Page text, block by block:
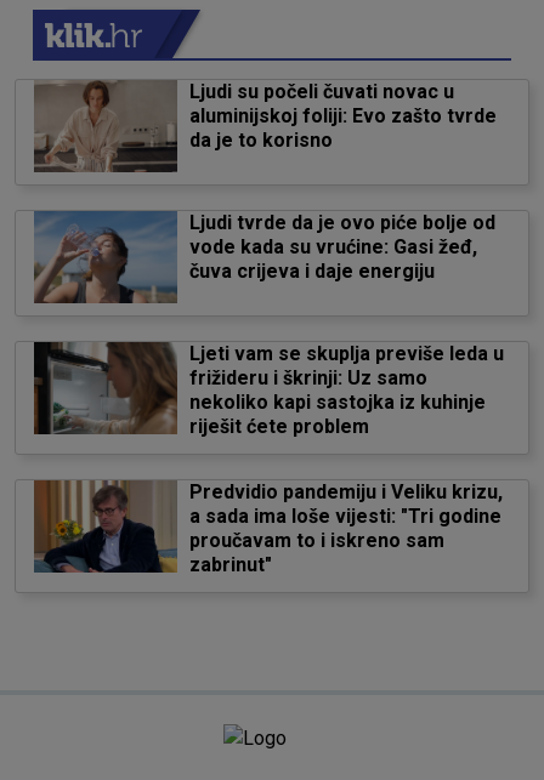
Ljudi su počeli čuvati novac u
aluminijskoj foliji: Evo zašto tvrde
da je to korisno
Ljudi tvrde da je ovo piće bolje od
vode kada su vrućine: Gasi žeđ,
čuva crijeva i daje energiju
Ljeti vam se skuplja previše leda u
frižideru i škrinji: Uz samo
nekoliko kapi sastojka iz kuhinje
riješit ćete problem
Predvidio pandemiju i Veliku krizu,
a sada ima loše vijesti: "Tri godine
proučavam to i iskreno sam
zabrinut"